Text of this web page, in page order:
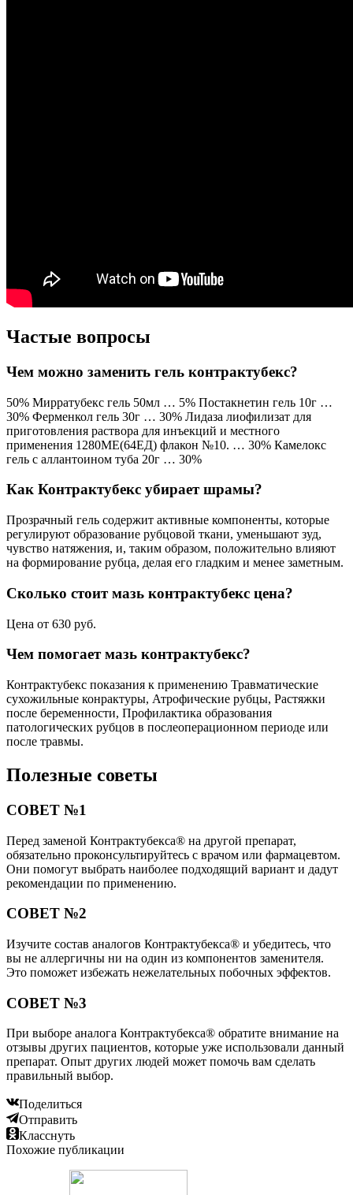
Частые вопросы
Чем можно заменить гель контрактубекс?
50% Мирратубекс гель 50мл … 5% Постакнетин гель 10г …
30% Ферменкол гель 30г … 30% Лидаза лиофилизат для
приготовления раствора для инъекций и местного
применения 1280МЕ(64ЕД) флакон №10. … 30% Камелокс
гель с аллантоином туба 20г … 30%
Как Контрактубекс убирает шрамы?
Прозрачный гель содержит активные компоненты, которые
регулируют образование рубцовой ткани, уменьшают зуд,
чувство натяжения, и, таким образом, положительно влияют
на формирование рубца, делая его гладким и менее заметным.
Сколько стоит мазь контрактубекс цена?
Цена от 630 руб.
Чем помогает мазь контрактубекс?
Контрактубекс показания к применению Травматические
сухожильные конрактуры, Атрофические рубцы, Растяжки
после беременности, Профилактика образования
патологических рубцов в послеоперационном периоде или
после травмы.
Полезные советы
СОВЕТ №1
Перед заменой Контрактубекса® на другой препарат,
обязательно проконсультируйтесь с врачом или фармацевтом.
Они помогут выбрать наиболее подходящий вариант и дадут
рекомендации по применению.
СОВЕТ №2
Изучите состав аналогов Контрактубекса® и убедитесь, что
вы не аллергичны ни на один из компонентов заменителя.
Это поможет избежать нежелательных побочных эффектов.
СОВЕТ №3
При выборе аналога Контрактубекса® обратите внимание на
отзывы других пациентов, которые уже использовали данный
препарат. Опыт других людей может помочь вам сделать
правильный выбор.
Поделиться
Отправить
Класснуть
Похожие публикации